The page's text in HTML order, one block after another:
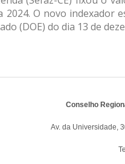
2024. O novo indexador
(DOE) do dia 13 de
Conselho
Av. da Universidade,